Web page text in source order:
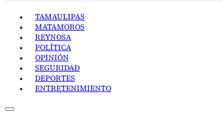
TAMAULIPAS
MATAMOROS
REYNOSA
POLÍTICA
OPINIÓN
SEGURIDAD
DEPORTES
ENTRETENIMIENTO